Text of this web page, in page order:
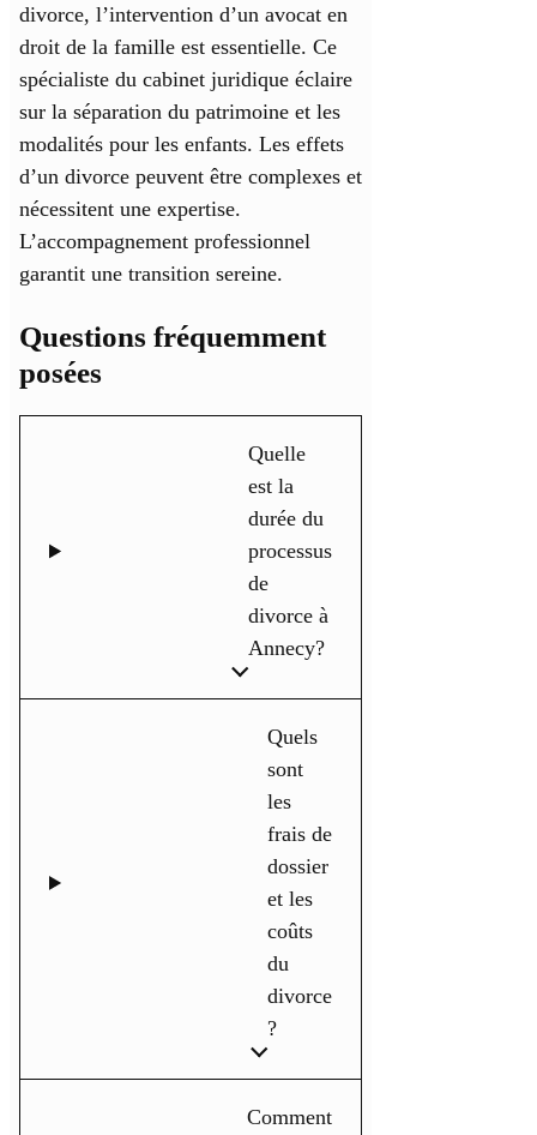
divorce, l’intervention d’un avocat en
droit de la famille est essentielle. Ce
spécialiste du cabinet juridique éclaire
sur la séparation du patrimoine et les
modalités pour les enfants. Les effets
d’un divorce peuvent être complexes et
nécessitent une expertise.
L’accompagnement professionnel
garantit une transition sereine.
Questions fréquemment
posées
Quelle
est la
durée du
processus
de
divorce à
Annecy?
Quels
sont
les
frais de
dossier
et les
coûts
du
divorce
?
Comment